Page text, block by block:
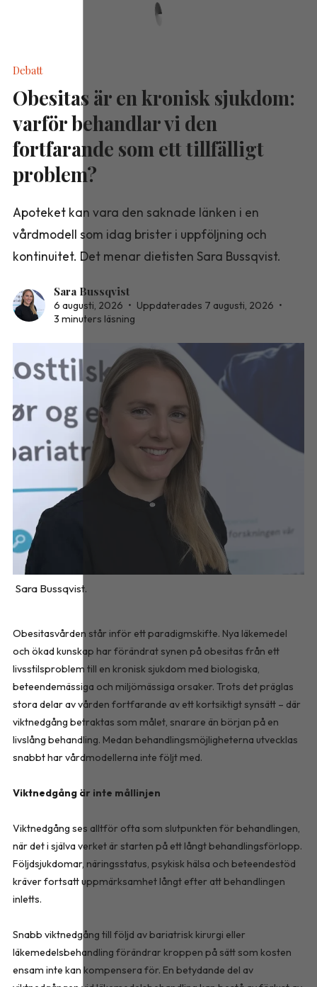
Debatt
Obesitas är en kronisk sjukdom:
varför behandlar vi den
fortfarande som ett tillfälligt
problem?
Apoteket kan vara den saknade länken i en
vårdmodell som idag brister i uppföljning och
kontinuitet. Det menar dietisten Sara Bussqvist.
Sara Bussqvist
6 augusti, 2026 • Uppdaterades 7 augusti, 2026 •
3 minuters läsning
Sara Bussqvist.
Obesitasvården står inför ett paradigmskifte. Nya läkemedel
och ökad kunskap har förändrat synen på obesitas från ett
livsstilsproblem till en kronisk sjukdom med biologiska,
beteendemässiga och miljömässiga orsaker. Trots det präglas
stora delar av vården fortfarande av ett kortsiktigt synsätt – där
viktnedgång betraktas som målet, snarare än början på en
livslång behandling. Medan behandlingsmöjligheterna utvecklas
snabbt har vårdmodellerna inte följt med.
Viktnedgång är inte mållinjen
Viktnedgång ses alltför ofta som slutpunkten för behandlingen,
när det i själva verket är starten på ett långt behandlingsförlopp.
Följdsjukdomar, näringsstatus, psykisk hälsa och beteendestöd
kräver fortsatt uppmärksamhet långt efter att behandlingen
inletts.
Snabb viktnedgång till följd av bariatrisk kirurgi eller
läkemedelsbehandling förändrar kroppen på sätt som kosten
ensam inte kan kompensera för. En betydande del av